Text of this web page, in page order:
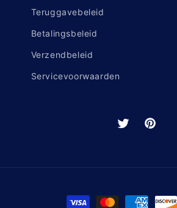
Teruggavebeleid
Betalingsbeleid
Verzendbeleid
Servicevoorwaarden
TwitterPinterest
Betaalmethoden